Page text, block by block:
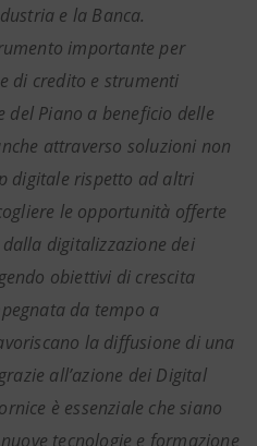
e la Banca.
importante per
di credito e strumenti
Piano a beneficio delle
attraverso soluzioni non
digitale rispetto ad altri
le opportunità offerte
digitalizzazione dei
obiettivi di crescita
da tempo a
la diffusione di una
all’azione dei Digital
è essenziale che siano
tecnologie e formazione